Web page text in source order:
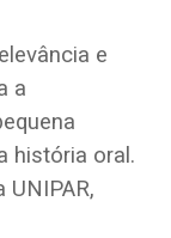
e
a
história oral.
UNIPAR,